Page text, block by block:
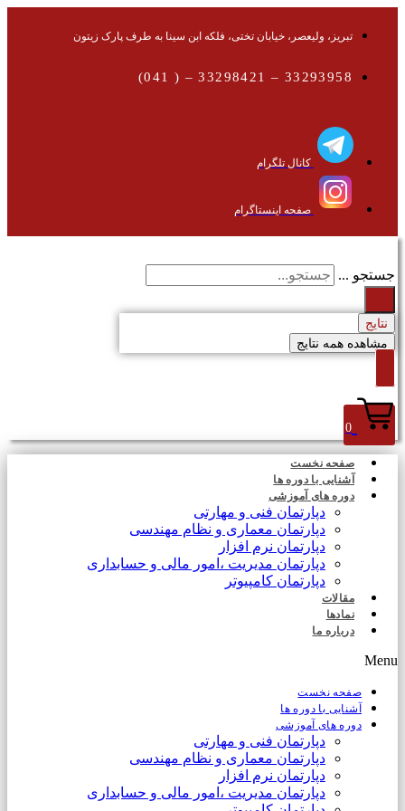
تبریز، ولیعصر، خیابان تختی، فلکه ابن سینا به طرف پارک زیتون
33293958 – 33298421 – ( 041)
کانال تلگرام
صفحه اینستاگرام
جستجو ...
نتایج
مشاهده همه نتایج
صفحه نخست
آشنایی با دوره ها
دوره های آموزشی
دپارتمان فنی و مهارتی
دپارتمان معماری و نظام مهندسی
دپارتمان نرم افزار
دپارتمان مدیریت ،امور مالی و حسابداری
دپارتمان کامپیوتر
مقالات
نمادها
درباره ما
Menu
صفحه نخست
آشنایی با دوره ها
دوره های آموزشی
دپارتمان فنی و مهارتی
دپارتمان معماری و نظام مهندسی
دپارتمان نرم افزار
دپارتمان مدیریت ،امور مالی و حسابداری